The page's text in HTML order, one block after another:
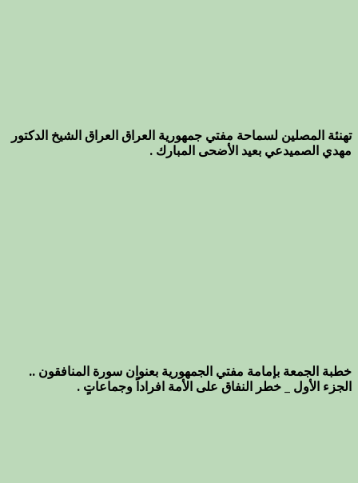
تهنئة المصلين لسماحة مفتي جمهورية العراق العراق الشيخ الدكتور
مهدي الصميدعي بعيد الأضحى المبارك .
خطبة الجمعة بإمامة مفتي الجمهورية بعنوان سورة المنافقون ..
الجزء الأول _ خطر النفاق على الأمة افراداً وجماعاتٍ .